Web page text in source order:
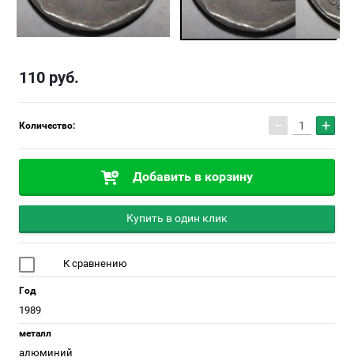
110 руб.
Количество: − +
Добавить в корзину
Купить в один клик
К сравнению
Год
1989
металл
алюминий